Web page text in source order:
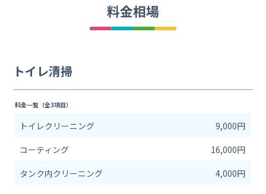
料金相場
トイレ清掃
料金一覧（全3項目）
トイレクリーニング
9,000円
コーティング
16,000円
タンク内クリーニング
4,000円